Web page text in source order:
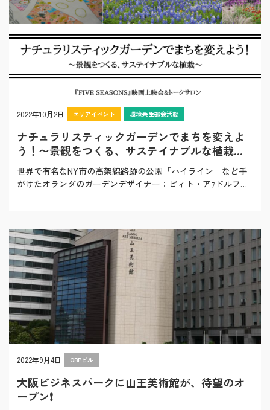
2022年10月2日 エリアイベント 環境共生部会活動
ナチュラリスティックガーデンでまちを変えよ
う！〜景観をつくる、サステイナブルな植栽〜
『FIVE SEASONS』映画上映会&トークサロン
世界で有名なNY市の高架線路跡の公園「ハイライン」など手
がけたオランダのガーデンデザイナー：ピィト・アｳドルフの
2022年9月4日 OBPビル
大阪ビジネスパークに山王美術館が、待望のオ
ープン❗️